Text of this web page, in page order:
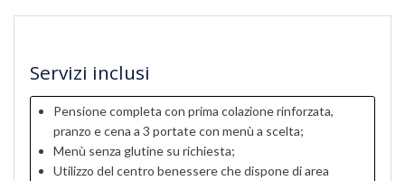
Servizi inclusi
Pensione completa con prima colazione rinforzata,
pranzo e cena a 3 portate con menù a scelta;
Menù senza glutine su richiesta;
Utilizzo del centro benessere che dispone di area